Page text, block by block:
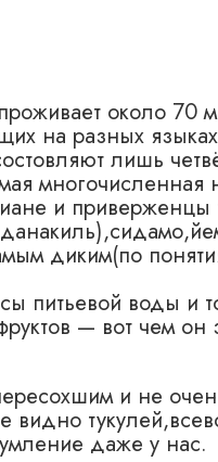
около 70
на разных
лишь
и
диким(по
питьевой воды и
— вот чем он
и не
даже у нас.